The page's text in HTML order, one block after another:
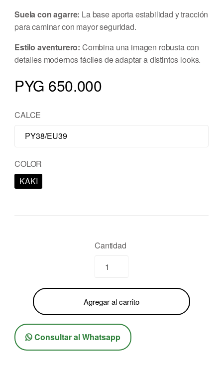
Suela con agarre: La base aporta estabilidad y tracción
para caminar con mayor seguridad.
Estilo aventurero: Combina una imagen robusta con
detalles modernos fáciles de adaptar a distintos looks.
PYG 650.000
CALCE
COLOR
KAKI
Cantidad
Agregar al carrito
Consultar al Whatsapp